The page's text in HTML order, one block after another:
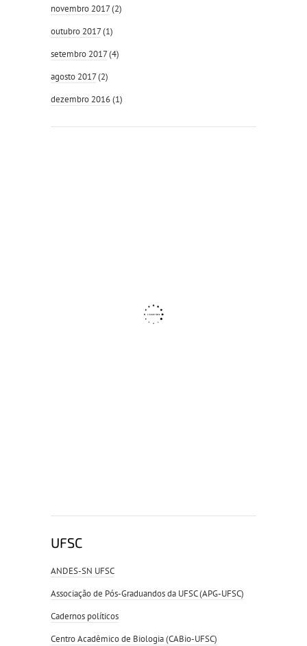
novembro 2017(2)
outubro 2017(1)
setembro 2017(4)
agosto 2017(2)
dezembro 2016(1)
UFSC
ANDES-SN UFSC
Associação de Pós-Graduandos da UFSC (APG-UFSC)
Cadernos políticos
Centro Acadêmico de Biologia (CABio-UFSC)